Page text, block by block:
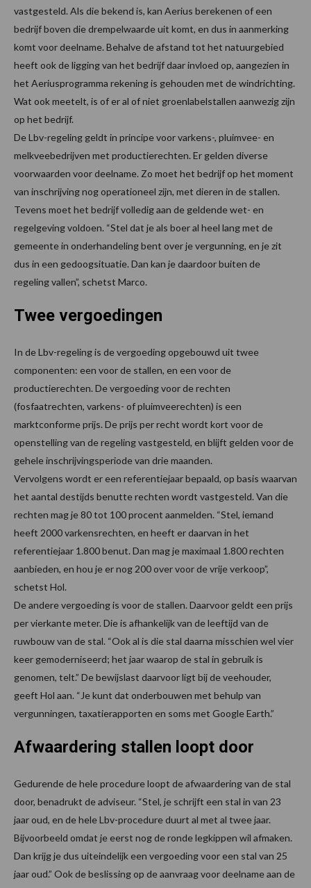
vastgesteld. Als die bekend is, kan Aerius berekenen of een
bedrijf boven die drempelwaarde uit komt, en dus in aanmerking
komt voor deelname. Behalve de afstand tot het natuurgebied
heeft ook de ligging van het bedrijf daar invloed op, aangezien in
het Aeriusprogramma rekening is gehouden met de windrichting.
Wat ook meetelt, is of er al of niet groenlabelstallen aanwezig zijn
op het bedrijf.
De Lbv-regeling geldt in principe voor varkens-, pluimvee- en
melkveebedrijven met productierechten. Er gelden diverse
voorwaarden voor deelname. Zo moet het bedrijf op het moment
van inschrijving nog operationeel zijn, met dieren in de stallen.
Tevens moet het bedrijf volledig aan de geldende wet- en
regelgeving voldoen. “Stel dat je als boer al heel lang met de
gemeente in onderhandeling bent over je vergunning, en je zit
dus in een gedoogsituatie. Dan kan je daardoor buiten de
regeling vallen”, schetst Marco.
Twee vergoedingen
In de Lbv-regeling is de vergoeding opgebouwd uit twee
componenten: een voor de stallen, en een voor de
productierechten. De vergoeding voor de rechten
(fosfaatrechten, varkens- of pluimveerechten) is een
marktconforme prijs. De prijs per recht wordt kort voor de
openstelling van de regeling vastgesteld, en blijft gelden voor de
gehele inschrijvingsperiode van drie maanden.
Vervolgens wordt er een referentiejaar bepaald, op basis waarvan
het aantal destijds benutte rechten wordt vastgesteld. Van die
rechten mag je 80 tot 100 procent aanmelden. “Stel, iemand
heeft 2000 varkensrechten, en heeft er daarvan in het
referentiejaar 1.800 benut. Dan mag je maximaal 1.800 rechten
aanbieden, en hou je er nog 200 over voor de vrije verkoop”,
schetst Hol.
De andere vergoeding is voor de stallen. Daarvoor geldt een prijs
per vierkante meter. Die is afhankelijk van de leeftijd van de
ruwbouw van de stal. “Ook al is die stal daarna misschien wel vier
keer gemoderniseerd; het jaar waarop de stal in gebruik is
genomen, telt.” De bewijslast daarvoor ligt bij de veehouder,
geeft Hol aan. “Je kunt dat onderbouwen met behulp van
vergunningen, taxatierapporten en soms met Google Earth.”
Afwaardering stallen loopt door
Gedurende de hele procedure loopt de afwaardering van de stal
door, benadrukt de adviseur. “Stel, je schrijft een stal in van 23
jaar oud, en de hele Lbv-procedure duurt al met al twee jaar.
Bijvoorbeeld omdat je eerst nog de ronde legkippen wil afmaken.
Dan krijg je dus uiteindelijk een vergoeding voor een stal van 25
jaar oud.” Ook de beslissing op de aanvraag voor deelname aan de